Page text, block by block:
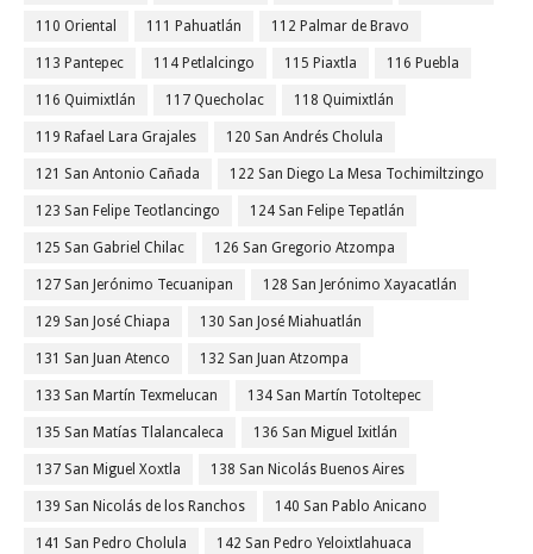
110 Oriental 111 Pahuatlán 112 Palmar de Bravo
113 Pantepec 114 Petlalcingo 115 Piaxtla 116 Puebla
116 Quimixtlán 117 Quecholac 118 Quimixtlán
119 Rafael Lara Grajales 120 San Andrés Cholula
121 San Antonio Cañada 122 San Diego La Mesa Tochimiltzingo
123 San Felipe Teotlancingo 124 San Felipe Tepatlán
125 San Gabriel Chilac 126 San Gregorio Atzompa
127 San Jerónimo Tecuanipan 128 San Jerónimo Xayacatlán
129 San José Chiapa 130 San José Miahuatlán
131 San Juan Atenco 132 San Juan Atzompa
133 San Martín Texmelucan 134 San Martín Totoltepec
135 San Matías Tlalancaleca 136 San Miguel Ixitlán
137 San Miguel Xoxtla 138 San Nicolás Buenos Aires
139 San Nicolás de los Ranchos 140 San Pablo Anicano
141 San Pedro Cholula 142 San Pedro Yeloixtlahuaca